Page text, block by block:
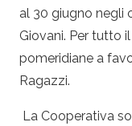
al 30 giugno negli
Giovani. Per tutto
pomeridiane a
Ragazzi.
La Cooperativa